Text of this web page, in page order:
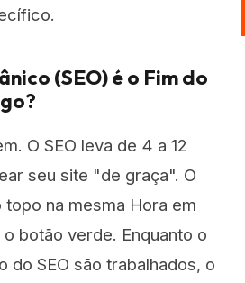
(SEO) é o Fim do
O SEO leva de 4 a 12
seu site "de graça". O
topo na mesma Hora em
botão verde. Enquanto o
do SEO são trabalhados, o